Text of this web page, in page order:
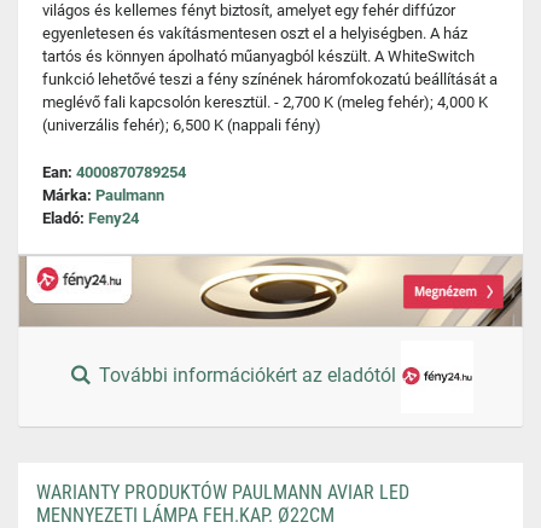
világos és kellemes fényt biztosít, amelyet egy fehér diffúzor
egyenletesen és vakításmentesen oszt el a helyiségben. A ház
tartós és könnyen ápolható műanyagból készült. A WhiteSwitch
funkció lehetővé teszi a fény színének háromfokozatú beállítását a
meglévő fali kapcsolón keresztül. - 2,700 K (meleg fehér); 4,000 K
(univerzális fehér); 6,500 K (nappali fény)
Ean: 4000870789254
Márka: Paulmann
Eladó: Feny24
További információkért az eladótól
WARIANTY PRODUKTÓW PAULMANN AVIAR LED
MENNYEZETI LÁMPA FEH.KAP. Ø22CM